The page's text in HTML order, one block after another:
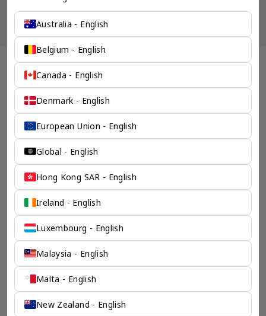
全球 公司变更 企业服务 - 奕资环球 ™（中国内地）
专为数字时代而设计
透过奕资的的离岸企业服务，您可以在本国工作和生活，同时
为海外业务安顿下来，而无需在整个过程中出国。
检索产品
Australia - English
Belgium - English
Canada - English
Denmark - English
European Union - English
Global - English
Hong Kong SAR - English
Ireland - English
Luxembourg - English
Malaysia - English
Malta - English
New Zealand - English